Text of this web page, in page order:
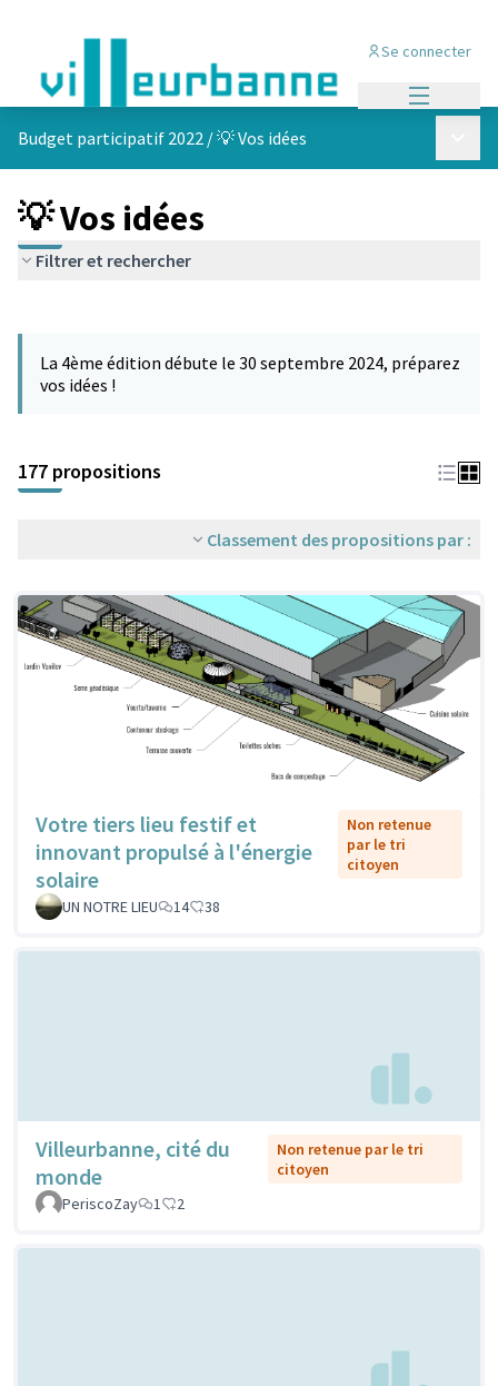
Se connecter
Budget participatif 2022 /💡 Vos idées
💡 Vos idées
Filtrer et rechercher
−
La 4ème édition débute le 30 septembre 2024, préparez
vos idées !
177 propositions
Classement des propositions par :
Votre tiers lieu festif et
innovant propulsé à l'énergie
solaire
Non retenue
par le tri
citoyen
UN NOTRE LIEU 14 38
Villeurbanne, cité du
monde
Non retenue par le tri
citoyen
PeriscoZay
1 2